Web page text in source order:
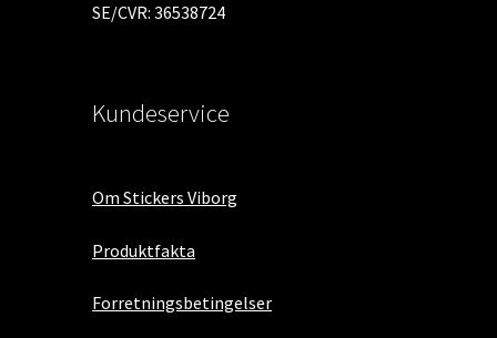
SE/CVR: 36538724
Kundeservice
Om Stickers Viborg
Produktfakta
Forretningsbetingelser